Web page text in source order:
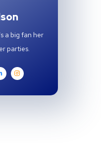
a big fan her
parties.